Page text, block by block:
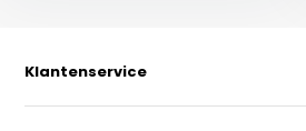
Klantenservice